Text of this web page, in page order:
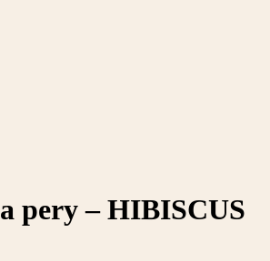
pery – HIBISCUS